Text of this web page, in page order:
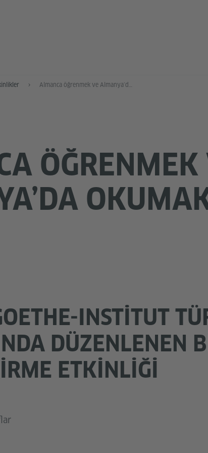
Almanca öğrenmek ve Almanya’da okumak
ÖĞRENMEK
INSTITUT
DÜZENLENEN
ETKINLIĞI